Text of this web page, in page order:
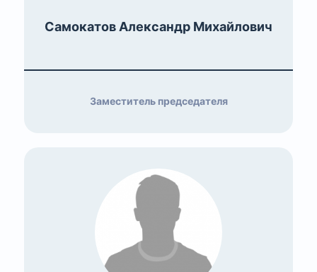
Самокатов Александр Михайлович
Заместитель председателя